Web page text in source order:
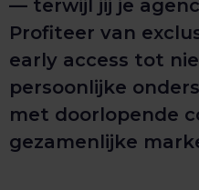
— terwijl jij je
Profiteer van
early access tot
persoonlijke
met doorlopende
gezamenlijke